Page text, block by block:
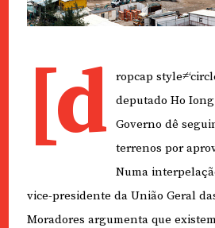
[d
ropcap
deputado Ho
Governo dê
terrenos por
Numa
vice-presidente da União Geral
Moradores argumenta que